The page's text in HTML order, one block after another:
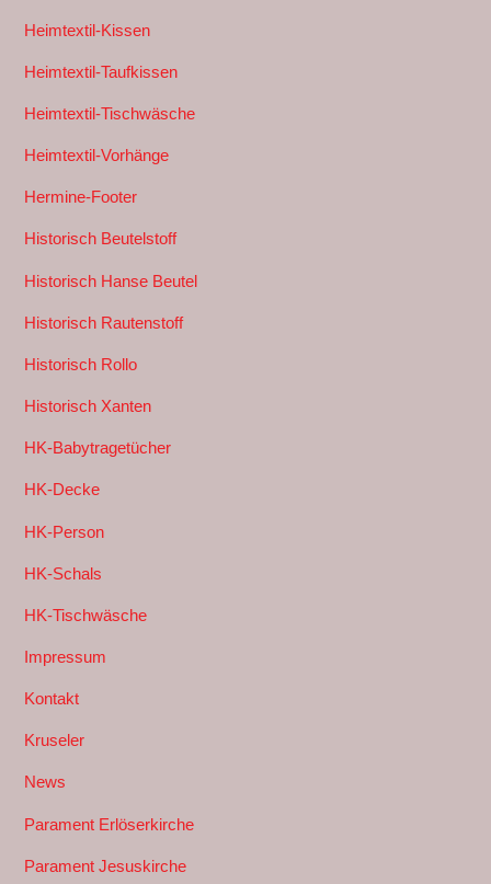
Heimtextil-Kissen
Heimtextil-Taufkissen
Heimtextil-Tischwäsche
Heimtextil-Vorhänge
Hermine-Footer
Historisch Beutelstoff
Historisch Hanse Beutel
Historisch Rautenstoff
Historisch Rollo
Historisch Xanten
HK-Babytragetücher
HK-Decke
HK-Person
HK-Schals
HK-Tischwäsche
Impressum
Kontakt
Kruseler
News
Parament Erlöserkirche
Parament Jesuskirche